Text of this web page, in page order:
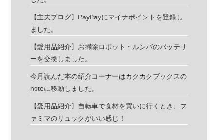
【主夫ブログ】PayPayにマイナポイントを登録し
ました。
【愛用品紹介】お掃除ロボット・ルンバのバッテリ
ーを交換しました。
今月読んだ本の紹介コーナーはカクカクブックスの
noteに移動しました。
【愛用品紹介】自転車で食材を買いに行くとき、フ
ァミマのリュックがいい感じ！